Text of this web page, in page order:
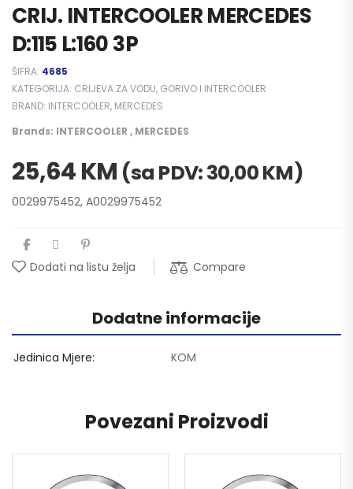
CRIJ. INTERCOOLER MERCEDES
D:115 L:160 3P
ŠIFRA: 4685
KATEGORIJA: CRIJEVA ZA VODU, GORIVO I INTERCOOLER
BRAND: INTERCOOLER, MERCEDES
Brands: INTERCOOLER , MERCEDES
25,64KM (sa PDV:30,00KM)
0029975452, A0029975452
Dodati na listu želja Compare
Dodatne informacije
Jedinica Mjere KOM
Povezani Proizvodi